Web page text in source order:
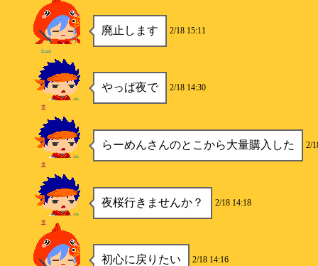
廃止します 2/18 15:11
Noah
やっぱ夜で 2/18 14:30
雪
らーめんさんのとこから大量購入した 2/
雪
夜桜行きませんか？ 2/18 14:18
雪
初心に戻りたい 2/18 14:16